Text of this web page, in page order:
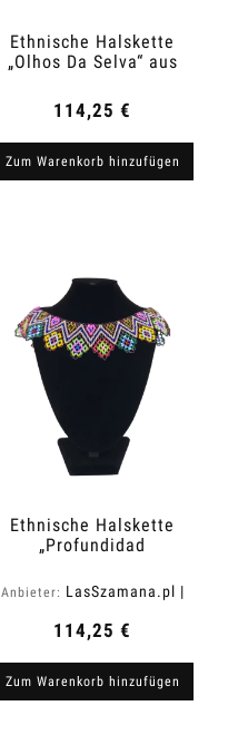
Ethnische Halskette
„Olhos Da Selva“ aus
114,25 €
Zum Warenkorb hinzufügen
Ethnische Halskette
„Profundidad
Kolumbien
Anbieter: LasSzamana.pl |
114,25 €
Zum Warenkorb hinzufügen